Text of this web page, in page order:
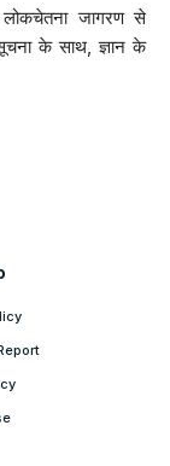
| लोकचेतना जागरण से
के साथ, ज्ञान के